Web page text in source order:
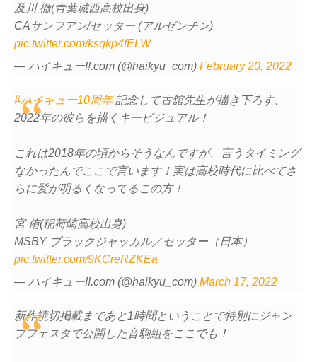
及川 徹(青葉城西高校出身)
CAサンフアン/セッター (アルゼンチン)
pic.twitter.com/ksqkp4fELW
— ハイキュー!!.com (@haikyu_com) February 20, 2022
#ハイキュー10周年記念して古舘先生が描き下ろす、
2022年の彼らを描くキービジュアル！
これは2018年の頃からそうなんですが、言うタイミング
なかったんでここで言います！実は高校時代に比べてさ
らに髪が明るくなってるこの方！
宮 侑(稲荷崎高校出身)
MSBY ブラックジャッカル／セッター（日本）
pic.twitter.com/9KCreRZKEa
— ハイキュー!!.com (@haikyu_com) March 17, 2022
新作読切掲載まであと1時間ということで特別にジャン
プフェスタで公開した音駒組をここでも！